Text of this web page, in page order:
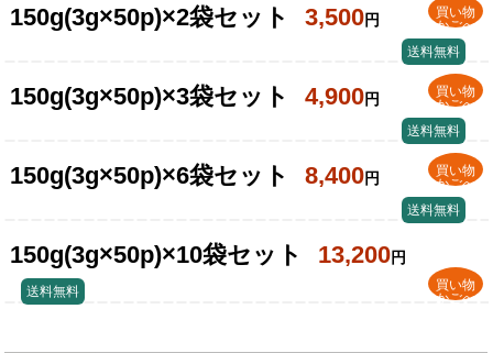
150g(3g×50p)×2袋セット 3,500円
買い物
かごへ
送料無料
150g(3g×50p)×3袋セット 4,900円
買い物
かごへ
送料無料
150g(3g×50p)×6袋セット 8,400円
買い物
かごへ
送料無料
150g(3g×50p)×10袋セット 13,200円
買い物
かごへ
送料無料